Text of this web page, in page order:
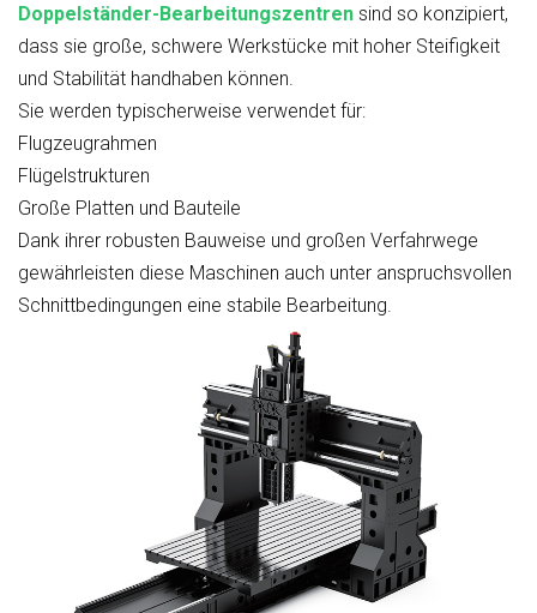
Doppelständer-Bearbeitungszentren sind so konzipiert,
dass sie große, schwere Werkstücke mit hoher Steifigkeit
und Stabilität handhaben können.
Sie werden typischerweise verwendet für:
Flugzeugrahmen
Flügelstrukturen
Große Platten und Bauteile
Dank ihrer robusten Bauweise und großen Verfahrwege
gewährleisten diese Maschinen auch unter anspruchsvollen
Schnittbedingungen eine stabile Bearbeitung.